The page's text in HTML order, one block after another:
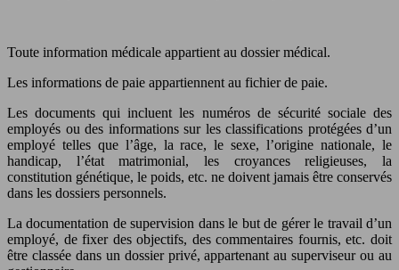
Toute information médicale appartient au dossier médical.
Les informations de paie appartiennent au fichier de paie.
Les documents qui incluent les numéros de sécurité sociale des
employés ou des informations sur les classifications protégées d’un
employé telles que l’âge, la race, le sexe, l’origine nationale, le
handicap, l’état matrimonial, les croyances religieuses, la
constitution génétique, le poids, etc. ne doivent jamais être conservés
dans les dossiers personnels.
La documentation de supervision dans le but de gérer le travail d’un
employé, de fixer des objectifs, des commentaires fournis, etc. doit
être classée dans un dossier privé, appartenant au superviseur ou au